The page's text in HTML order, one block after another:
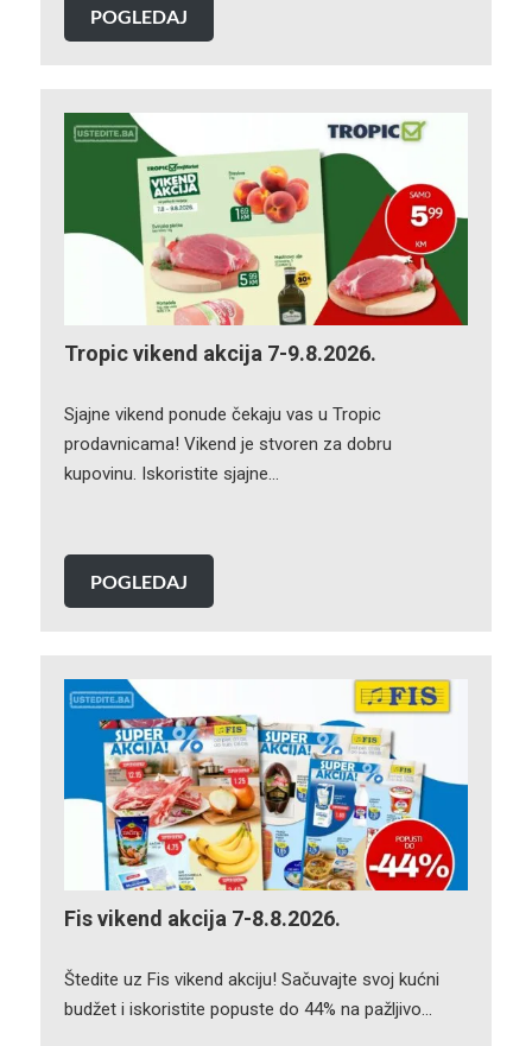
POGLEDAJ
Tropic vikend akcija 7-9.8.2026.
Sjajne vikend ponude čekaju vas u Tropic
prodavnicama! Vikend je stvoren za dobru
kupovinu. Iskoristite sjajne…
POGLEDAJ
Fis vikend akcija 7-8.8.2026.
Štedite uz Fis vikend akciju! Sačuvajte svoj kućni
budžet i iskoristite popuste do 44% na pažljivo…